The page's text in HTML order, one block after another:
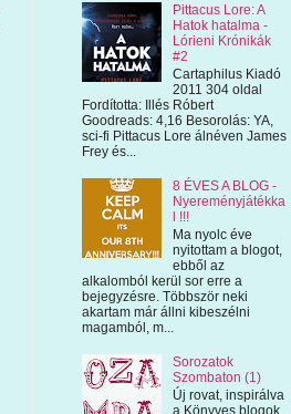
Pittacus Lore: A
Hatok hatalma -
Lórieni Krónikák
#2
Cartaphilus Kiadó
2011 304 oldal
Fordította: Illés Róbert
Goodreads: 4,16 Besorolás: YA,
sci-fi Pittacus Lore álnéven James
Frey és...
8 ÉVES A BLOG -
Nyereményjátékka
l !!!
Ma nyolc éve
nyitottam a blogot,
ebből az
alkalomból kerül sor erre a
bejegyzésre. Többször neki
akartam már állni kibeszélni
magamból, m...
Sorozatok
Szombaton (1)
Új rovat, inspirálva